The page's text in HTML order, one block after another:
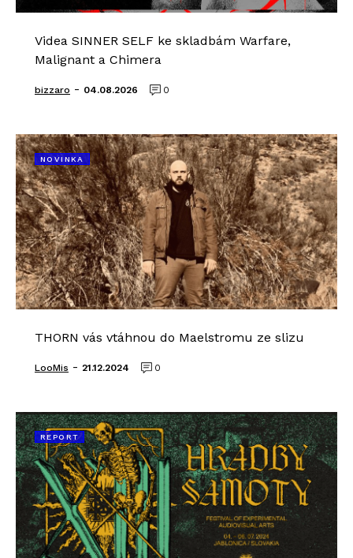
Videa SINNER SELF ke skladbám Warfare,
Malignant a Chimera
bizzaro - 04.08.2026 0
NOVINKA
THORN vás vtáhnou do Maelstromu ze slizu
LooMis - 21.12.2024 0
REPORT